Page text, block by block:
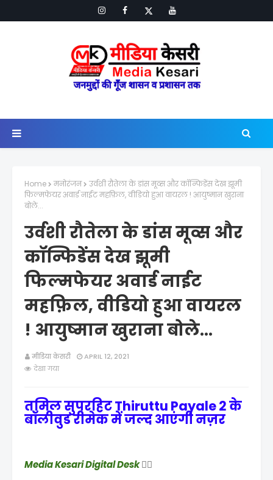
Home मनोरंजन
उर्वशी रौतेला के डांस मूव्स और कॉन्फिडेंस देख झूमी
फिल्मफेयर अवार्ड नाईट महफ़िल, वीडियो हुआ वायरल ! आयुष्मान खुराना
बोले...
उर्वशी रौतेला के डांस मूव्स और
कॉन्फिडेंस देख झूमी
फिल्मफेयर अवार्ड नाईट
महफ़िल, वीडियो हुआ वायरल
! आयुष्मान खुराना बोले...
मीडिया केसरी
APRIL 12, 2021
देखा गया
तमिल सुपरहिट Thiruttu Payale 2 के
बॉलीवुड रीमेक में जल्द आएंगी नज़र
Media Kesari Digital Desk✍🏻